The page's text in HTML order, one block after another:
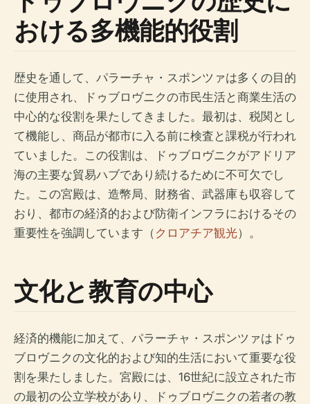
おける多機能的役割
歴史を通して、パラーチャ・スポンツァは多くの目的
に使用され、ドゥブロヴニクの市民生活と商業生活の
中心的な役割を果たしてきました。最初は、税関とし
て機能し、商品が都市に入る前に検査と課税が行われ
ていました。この役割は、ドゥブロヴニクがアドリア
海の主要な貿易ハブであり続けるために不可欠でし
た。この宮殿は、造幣局、財務省、武器庫も収容して
おり、都市の経済的および防衛インフラにおけるその
重要性を強調しています（ クロアチア観光）。
文化と教育の中心
経済的機能に加えて、パラーチャ・スポンツァはドゥ
ブロヴニクの文化的および知的生活において重要な役
割を果たしました。宮殿には、16世紀に設立された市
の最初の公立学校があり、ドゥブロヴニクの若者の教